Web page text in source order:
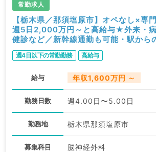
常勤求人
【栃木県／那須塩原市】オペなし×専
週5日2,000万円～と高給与★外来・病
健診など／新幹線通勤も可能・駅から
♪（脳神経外科／常勤）
週4日以下の常勤勤務 高給与
給与 年収1,600万円 ～
勤務日数 週4.00日〜5.00日
勤務地 栃木県那須塩原市
募集科目 脳神経外科